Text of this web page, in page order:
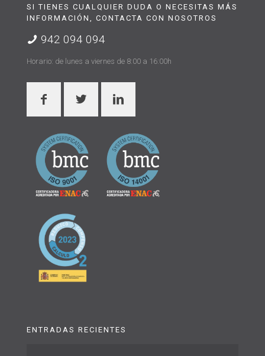
SI TIENES CUALQUIER DUDA O NECESITAS MÁS
INFORMACIÓN, CONTACTA CON NOSOTROS
942 094 094
Horario: de lunes a viernes de 8:00 a 16:00h
ENTRADAS RECIENTES